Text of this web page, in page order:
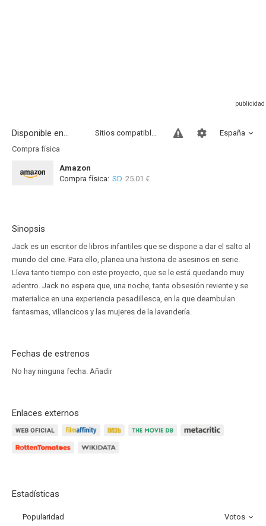
Disponible en... España
Sitios compatibles
Compra física
Amazon
Compra física: SD 25.01 €
Sinopsis
Jack es un escritor de libros infantiles que se dispone a dar el salto al
mundo del cine. Para ello, planea una historia de asesinos en serie.
Lleva tanto tiempo con este proyecto, que se le está quedando muy
adentro. Jack no espera que, una noche, tanta obsesión reviente y se
materialice en una experiencia pesadillesca, en la que deambulan
fantasmas, villancicos y las mujeres de la lavandería.
Fechas de estrenos
No hay ninguna fecha. Añadir
Enlaces externos
Estadísticas
Popularidad Votos